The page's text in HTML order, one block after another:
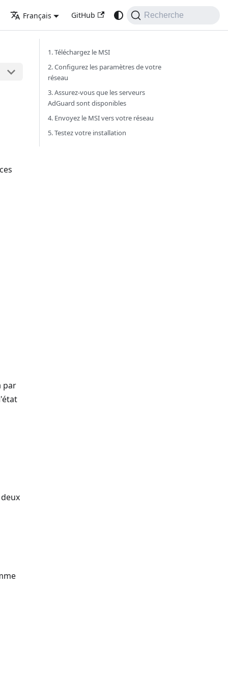
Français GitHub Recherche
par
1. Téléchargez le MSI
2. Configurez les paramètres de votre
réseau
3. Assurez-vous que les serveurs
AdGuard sont disponibles
4. Envoyez le MSI vers votre réseau
5. Testez votre installation